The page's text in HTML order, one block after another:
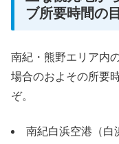
ブ所要時間の
南紀・熊野エリア内
場合のおよその所要
ぞ。
南紀白浜空港（白